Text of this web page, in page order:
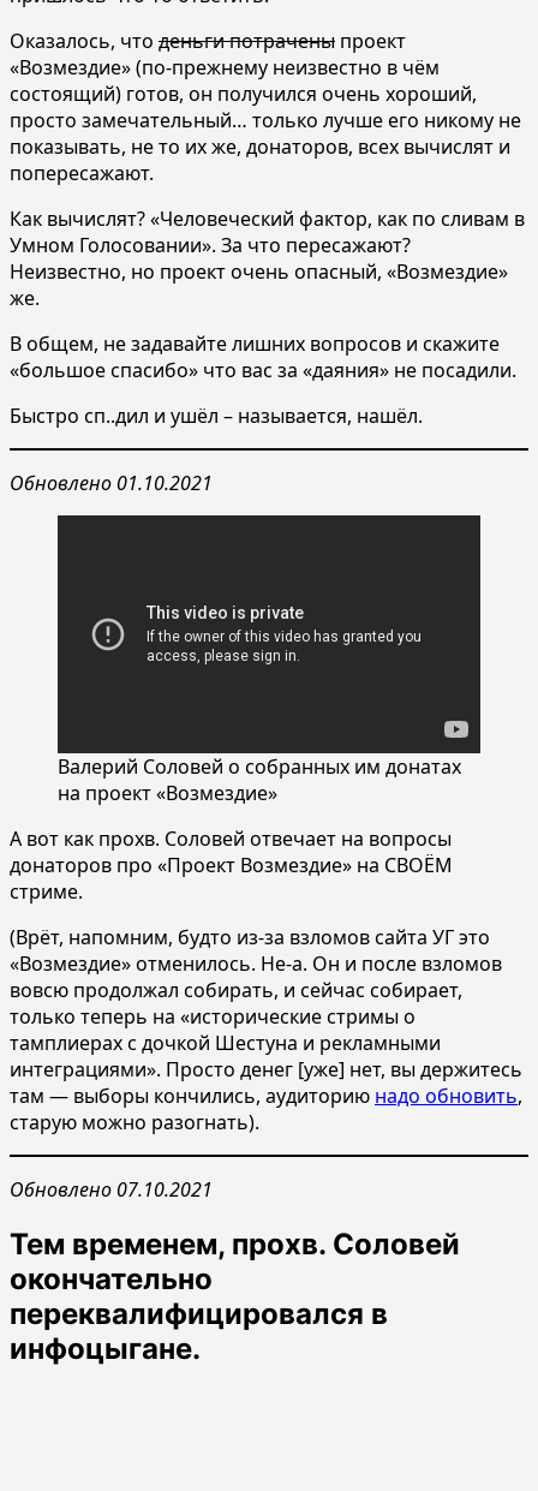
Оказалось, что деньги потрачены проект
«Возмездие» (по-прежнему неизвестно в чём
состоящий) готов, он получился очень хороший,
просто замечательный… только лучше его никому не
показывать, не то их же, донаторов, всех вычислят и
попересажают.
Как вычислят? «Человеческий фактор, как по сливам в
Умном Голосовании». За что пересажают?
Неизвестно, но проект очень опасный, «Возмездие»
же.
В общем, не задавайте лишних вопросов и скажите
«большое спасибо» что вас за «даяния» не посадили.
Быстро сп..дил и ушёл – называется, нашёл.
Обновлено 01.10.2021
Валерий Соловей о собранных им донатах
на проект «Возмездие»
А вот как прохв. Соловей отвечает на вопросы
донаторов про «Проект Возмездие» на СВОЁМ
стриме.
(Врёт, напомним, будто из-за взломов сайта УГ это
«Возмездие» отменилось. Не-а. Он и после взломов
вовсю продолжал собирать, и сейчас собирает,
только теперь на «исторические стримы о
тамплиерах с дочкой Шестуна и рекламными
интеграциями». Просто денег [уже] нет, вы держитесь
там — выборы кончились, аудиторию надо обновить,
старую можно разогнать).
Обновлено 07.10.2021
Тем временем, прохв. Соловей
окончательно
переквалифицировался в
инфоцыгане.